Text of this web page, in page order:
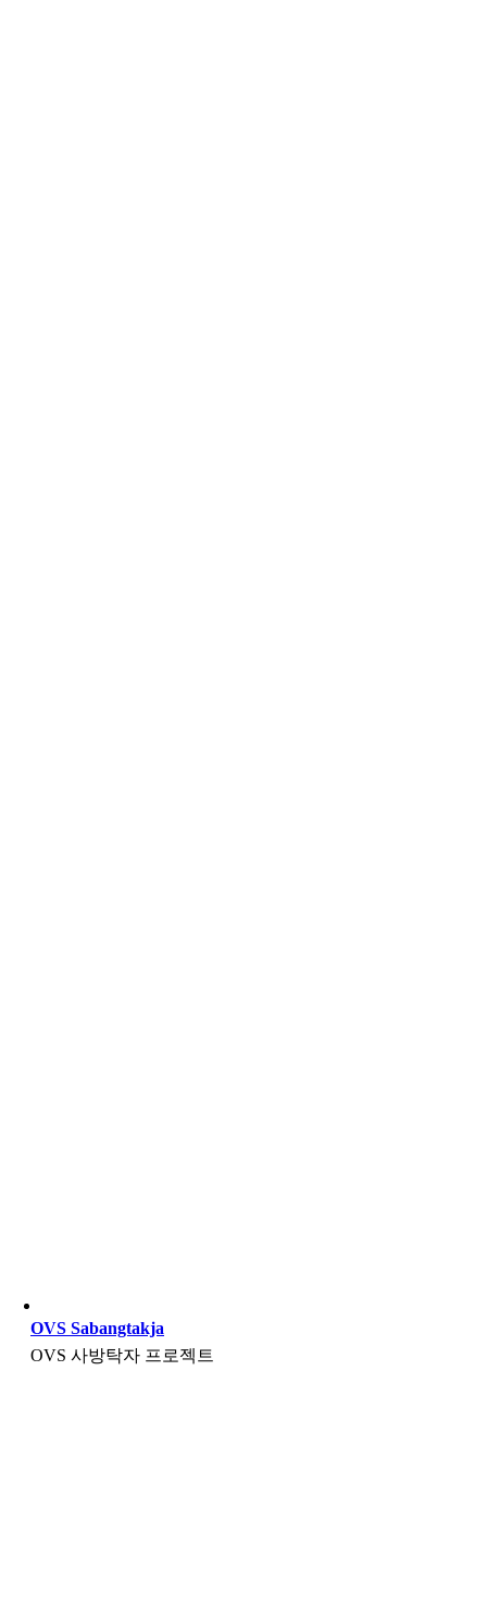
OVS Sabangtakja
OVS 사방탁자 프로젝트